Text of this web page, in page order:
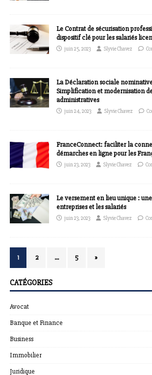
Le Contrat de sécurisation
dispositif clé pour les salariés
juin 25, 2023 Slyvie Chavez
La Déclaration sociale
Simplification et modernisation
administratives
juin 24, 2023 Slyvie Chavez
FranceConnect: faciliter la
démarches en ligne pour les
juin 23, 2023 Slyvie Chavez
Le versement en lieu unique :
entreprises et les salariés
juin 23, 2023 Slyvie Chavez
1 2 … 5 »
CATÉGORIES
Avocat
Banque et Finance
Business
Immobilier
Juridique